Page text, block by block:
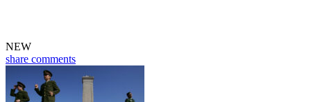
NEW
share comments